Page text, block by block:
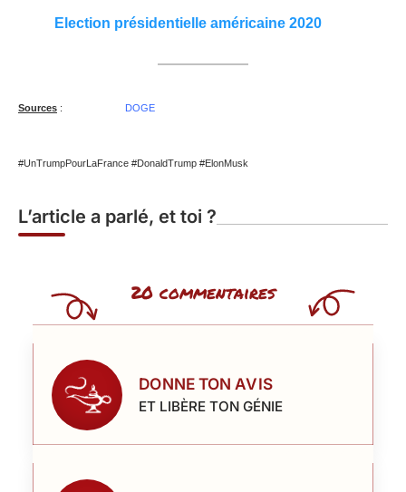
Election présidentielle américaine 2020
Sources : DOGE
#UnTrumpPourLaFrance #DonaldTrump #ElonMusk
L’article a parlé, et toi ?
20 commentaires
DONNE TON AVIS
ET LIBÈRE TON GÉNIE